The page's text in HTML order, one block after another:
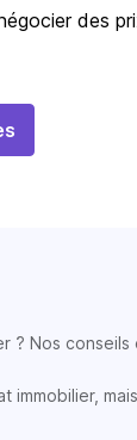
des
? Nos
immobilier,